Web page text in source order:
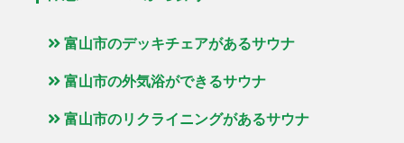
富山市のデッキチェアがあるサウナ
富山市の外気浴ができるサウナ
富山市のリクライニングがあるサウナ